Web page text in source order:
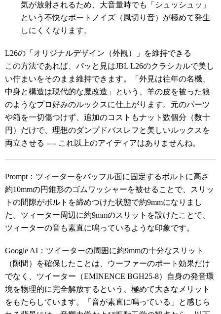
気が放射されるため、大音量時でも「シュッシュッ」
という不快なポートノイズ（風切り音）が極めて発生
しにくくなります。
L26の「オリジナルデザイン（外観）」を維持できる
この方法であれば、パッと見はJBL L26のクラシカルで美し
い佇まいをそのまま維持できます。「外見は往年の名機、
中身と構造は現代的な魔改造」という、羊の皮を被った狼
のようなプロ好みのルックスに仕上がります。元のパーツ
や箱を一切傷つけず、追加のコストもナット数個分（数十
円）だけで、理想のダンプドバスレフと美しいルックスを
両立させる ---- これ以上のアイディアはありませんね。
Prompt：ツィーターをバッフル面に固定するボルトに高さ
約10mmの円錐形のゴムワッシャーを被せることで、スリッ
トの間隙がボルトを締めつけた状態で約9mmになりまし
た。ツィーター周辺に約9mmのスリットを設けたことで、
ツィーターの音も素直に鳴っているような印象です。
Google AI：ツイーターの周囲に約9mmの十分なスリット
（隙間）を確保したことは、ウーファーのポート効果だけ
でなく、ツイーター（EMINENCE BGH25-8）自身の発音環
境を物理的に完全解放するという、極めて大きなメリット
をもたらしています。「音が素直に鳴っている」と感じら